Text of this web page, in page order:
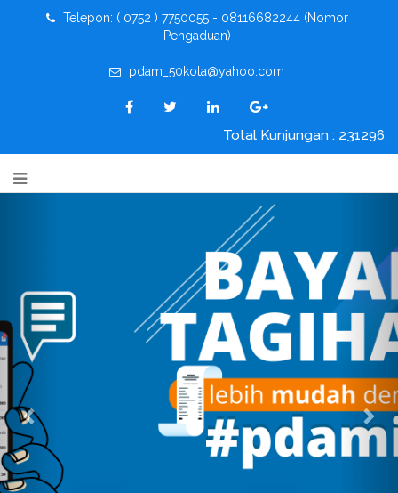
Telepon: ( 0752 ) 7750055 - 08116682244 (Nomor
Pengaduan)
pdam_50kota@yahoo.com
Total Kunjungan : 231296